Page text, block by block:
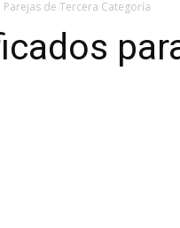
de Tercera Categoría